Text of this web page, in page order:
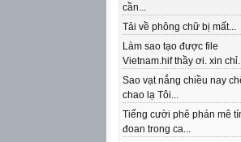
cần...
Tải về phông chữ bị mất...
Làm sao tạo được file
Vietnam.hif thầy ơi. xin
Sao vạt nắng chiều nay
chao lạ Tôi...
Tiếng cười phê phán mê
đoan trong ca...